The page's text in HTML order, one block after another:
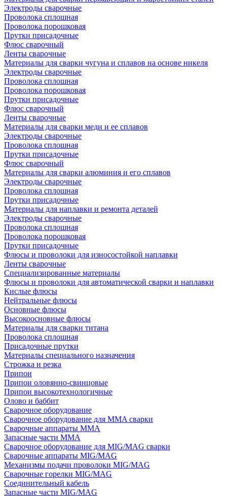
Электроды сварочные
Проволока сплошная
Проволока порошковая
Прутки присадочные
Флюс сварочный
Ленты сварочные
Материалы для сварки чугуна и сплавов на основе никеля
Электроды сварочные
Проволока сплошная
Проволока порошковая
Прутки присадочные
Флюс сварочный
Ленты сварочные
Материалы для сварки меди и ее сплавов
Электроды сварочные
Проволока сплошная
Прутки присадочные
Флюс сварочный
Материалы для сварки алюминия и его сплавов
Электроды сварочные
Проволока сплошная
Прутки присадочные
Материалы для наплавки и ремонта деталей
Электроды сварочные
Проволока сплошная
Проволока порошковая
Прутки присадочные
Флюсы и проволоки для износостойкой наплавки
Ленты сварочные
Специализированные материалы
Флюсы и проволоки для автоматической сварки и наплавки
Кислые флюсы
Нейтральные флюсы
Основные флюсы
Высокоосновные флюсы
Материалы для сварки титана
Проволока сплошная
Присадочные прутки
Материалы специального назначения
Строжка и резка
Припои
Припои оловянно-свинцовые
Припои высокотехнологичные
Олово и баббит
Сварочное оборудование
Сварочное оборудование для MMA сварки
Сварочные аппараты MMA
Запасные части MMA
Сварочное оборудование для MIG/MAG сварки
Сварочные аппараты MIG/MAG
Механизмы подачи проволоки MIG/MAG
Сварочные горелки MIG/MAG
Соединительный кабель
Запасные части MIG/MAG